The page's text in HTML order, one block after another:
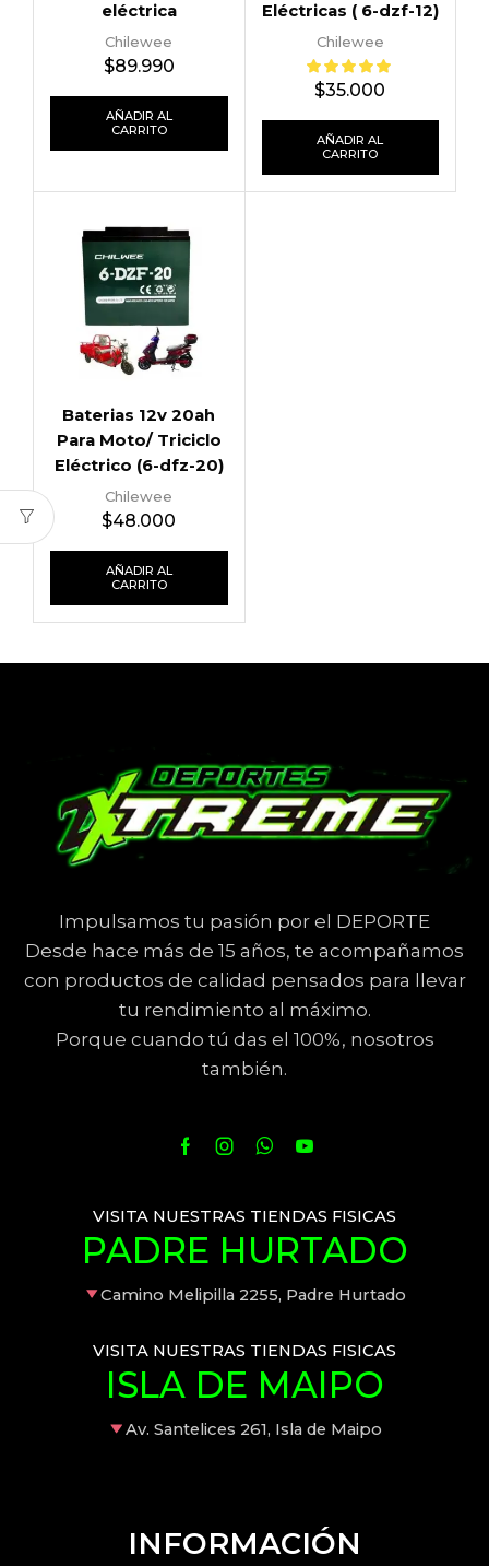
eléctrica
Chilewee
$89.990
AÑADIR AL
CARRITO
Eléctricas ( 6-dzf-12)
Chilewee
$35.000
AÑADIR AL
CARRITO
Baterias 12v 20ah
Para Moto/ Triciclo
Eléctrico (6-dfz-20)
Chilewee
$48.000
AÑADIR AL
CARRITO
Impulsamos tu pasión por el DEPORTE
Desde hace más de 15 años, te acompañamos
con productos de calidad pensados para llevar
tu rendimiento al máximo.
Porque cuando tú das el 100%, nosotros
también.
VISITA NUESTRAS TIENDAS FISICAS
PADRE HURTADO
Camino Melipilla 2255, Padre Hurtado
VISITA NUESTRAS TIENDAS FISICAS
ISLA DE MAIPO
Av. Santelices 261, Isla de Maipo
INFORMACIÓN